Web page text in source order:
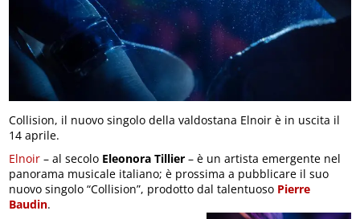
Collision, il nuovo singolo della valdostana Elnoir è in uscita il
14 aprile.
Elnoir – al secolo Eleonora Tillier – è un artista emergente nel
panorama musicale italiano; è prossima a pubblicare il suo
nuovo singolo “Collision”, prodotto dal talentuoso Pierre
Baudin.